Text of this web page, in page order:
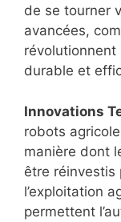
de se tourner
avancées,
révolutionnent
durable et
Innovations
robots
manière dont
être réinvestis
l’exploitation
permettent